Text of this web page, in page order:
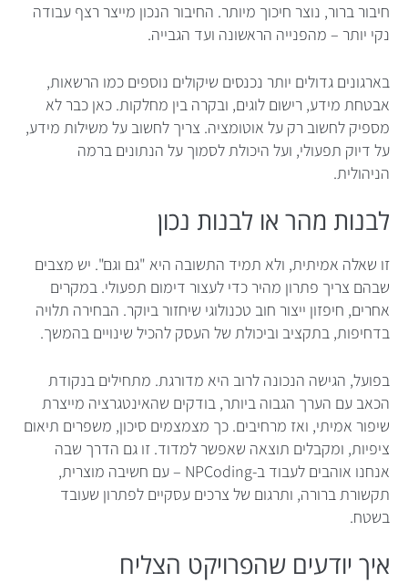
חיבור ברור, נוצר חיכוך מיותר. החיבור הנכון מייצר רצף עבודה
נקי יותר – מהפנייה הראשונה ועד הגבייה.
בארגונים גדולים יותר נכנסים שיקולים נוספים כמו הרשאות,
אבטחת מידע, רישום לוגים, ובקרה בין מחלקות. כאן כבר לא
מספיק לחשוב רק על אוטומציה. צריך לחשוב על משילות מידע,
על דיוק תפעולי, ועל היכולת לסמוך על הנתונים ברמה
הניהולית.
לבנות מהר או לבנות נכון
זו שאלה אמיתית, ולא תמיד התשובה היא "גם וגם". יש מצבים
שבהם צריך פתרון מהיר כדי לעצור דימום תפעולי. במקרים
אחרים, חיפזון ייצור חוב טכנולוגי שיחזור ביוקר. הבחירה תלויה
בדחיפות, בתקציב וביכולת של העסק להכיל שינויים בהמשך.
בפועל, הגישה הנכונה לרוב היא מדורגת. מתחילים בנקודת
הכאב עם הערך הגבוה ביותר, בודקים שהאינטגרציה מייצרת
שיפור אמיתי, ואז מרחיבים. כך מצמצמים סיכון, משפרים תיאום
ציפיות, ומקבלים תוצאה שאפשר למדוד. זו גם הדרך שבה
אנחנו אוהבים לעבוד ב-NPCoding – עם חשיבה מוצרית,
תקשורת ברורה, ותרגום של צרכים עסקיים לפתרון שעובד
בשטח.
איך יודעים שהפרויקט הצליח